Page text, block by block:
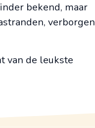
bekend, maar
verborgen
van de leukste